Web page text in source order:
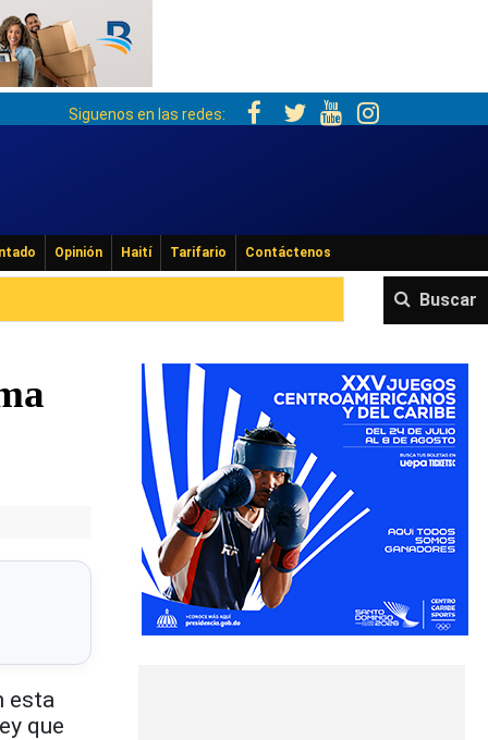
Siguenos en las redes:
Opinión Haití Tarifario Contáctenos
Buscar
esta
que